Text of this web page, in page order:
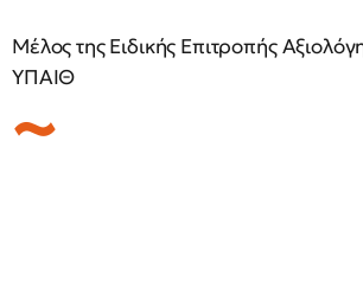
Μέλος της Ειδικής Επιτροπής
ΥΠΑΙΘ